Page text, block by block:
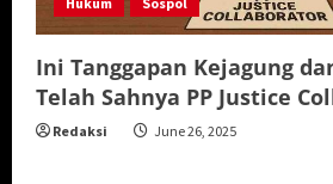
Ini Tanggapan Kejagung
Telah Sahnya PP Justice
Redaksi June 26, 2025